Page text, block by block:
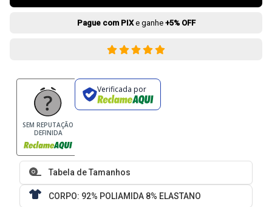
Pague com PIXe ganhe +5% OFF
SEM REPUTAÇÃO
DEFINIDA
Verificada por
Tabela de Tamanhos
CORPO: 92% POLIAMIDA 8% ELASTANO